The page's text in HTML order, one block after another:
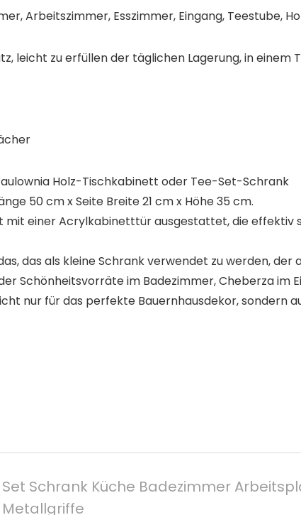
Arbeitszimmer, Esszimmer, Eingang, Teestube,
leicht zu erfüllen der täglichen Lagerung, in
Holz-Tischkabinett oder Tee-Set-Schrank
50 cm x Seite Breite 21 cm x Höhe 35 cm.
mit einer Acrylkabinetttür ausgestattet, die effektiv
das als kleine Schrank verwendet zu werden,
Schönheitsvorräte im Badezimmer, Cheberza im
nur für das perfekte Bauernhausdekor, sondern
Set Schrank Küche Badezimmer